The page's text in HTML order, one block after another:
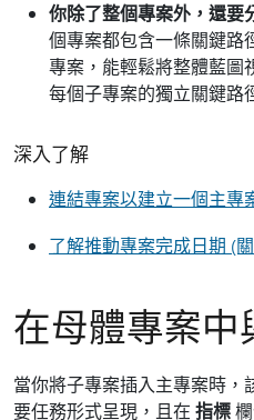
你除了整個專案外，還要
個專案都包含一條關鍵路
專案，能輕鬆將整體藍圖
每個子專案的獨立關鍵路
深入了解
連結專案以建立一個主專
了解推動專案完成日期 (
在母體專案中
當你將子專案插入主專案時，
要任務形式呈現，且在 指標